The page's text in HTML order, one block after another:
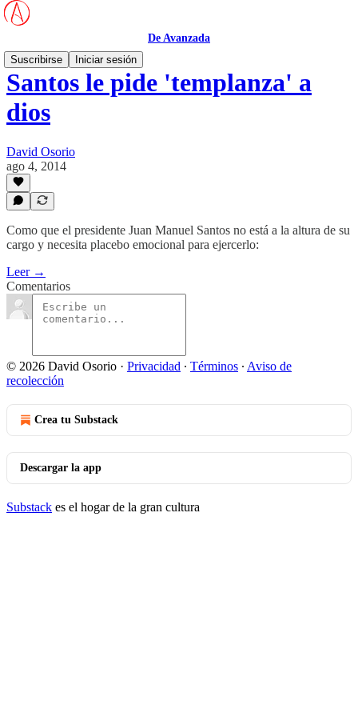
De Avanzada
Suscribirse
Iniciar sesión
Santos le pide 'templanza' a
dios
David Osorio
ago 4, 2014
Como que el presidente Juan Manuel Santos no está a la altura de su
cargo y necesita placebo emocional para ejercerlo:
Leer →
Comentarios
© 2026 David Osorio · Privacidad ∙ Términos ∙ Aviso de
recolección
Crea tu Substack
Descargar la app
Substack es el hogar de la gran cultura